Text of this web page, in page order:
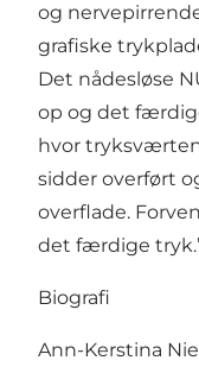
og
grafiske
Det nådesløse
op og det
hvor
sidder overført
overflade.
det færdige
Biografi
Ann-Kerstina